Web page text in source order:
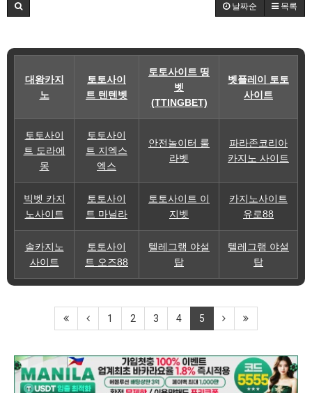
날짜순 목록
대왕카지
노
토토사이
트 텐텐벳
토토사이트 띵
벳
(TTINGBET)
벳플레이 토토
사이트
토토사이
트 도라에
몽
토토사이
트 지엑스
엑스
안전놀이터 룰
라벳
파라존코리아
카지노 사이트
빅벳 카지
노사이트
토토사이
트 마닐라
토토사이트 이
지벳
카지노사이트
유로88
솔카지노
사이트
토토사이
트 오즈88
텔레그램 야설
탑
텔레그램 야설
탑
1 2 3 4 5